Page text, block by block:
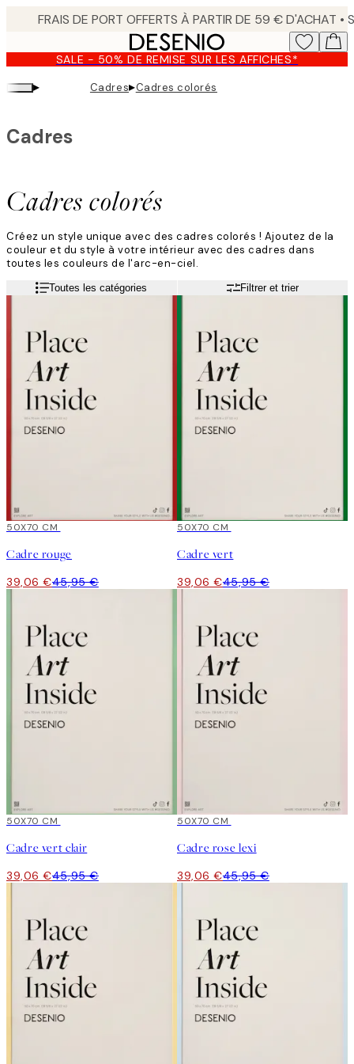
content.SALE - 50% DE REMISE SUR LES AFFICHES*
▸ Cadres▸Cadres colorés
Cadres colorés
Cadres
Créez un style unique avec des cadres colorés ! Ajoutez de la
couleur et du style à votre intérieur avec des cadres dans
toutes les couleurs de l'arc-en-ciel.
Toutes les catégories Filtrer et trier
15%*
50X70 CM
Cadre rouge
39,06 €45,95 €
15%*
50X70 CM
Cadre vert
39,06 €45,95 €
15%*
50X70 CM
Cadre vert clair
39,06 €45,95 €
15%*
50X70 CM
Cadre rose lexi
39,06 €45,95 €